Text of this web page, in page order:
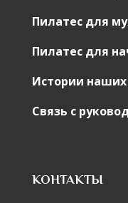
Пилатес для
Пилатес для
Истории наших
Связь с
КОНТАКТЫ